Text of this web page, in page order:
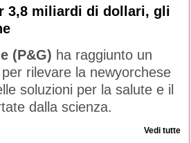
3,8 miliardi di dollari, gli
(P&G) ha raggiunto un
rilevare la newyorchese
soluzioni per la salute e il
dalla scienza.
Vedi tutte